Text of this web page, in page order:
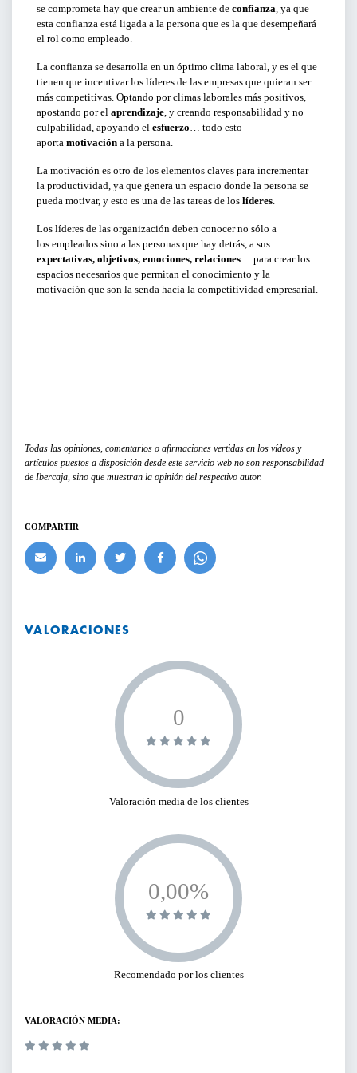
BUSCAR
se comprometa hay que crear un ambiente de confianza , ya que
esta confianza está ligada a la persona que es la que desempeñará
el rol como empleado.
La confianza se desarrolla en un óptimo clima laboral, y es el que
tienen que incentivar los líderes de las empresas que quieran ser
más competitivas. Optando por climas laborales más positivos,
apostando por el aprendizaje , y creando responsabilidad y no
culpabilidad, apoyando el esfuerzo … todo esto
aporta motivación a la persona.
La motivación es otro de los elementos claves para incrementar
la productividad, ya que genera un espacio donde la persona se
pueda motivar, y esto es una de las tareas de los líderes
Los líderes de las organización deben conocer no sólo a
los empleados sino a las personas que hay detrás, a sus
expectativas, objetivos, emociones, relaciones … para crear los
espacios necesarios que permitan el conocimiento y la
motivación que son la senda hacia la competitividad empresarial.
Todas las opiniones, comentarios o afirmaciones vertidas en los vídeos y
artículos puestos a disposición desde este servicio web no son responsabilidad
de Ibercaja, sino que muestran la opinión del respectivo autor.
COMPARTIR
VALORACIONES
0
Valoración media de los clientes
0,00%
Recomendado por los clientes
VALORACIÓN MEDIA: